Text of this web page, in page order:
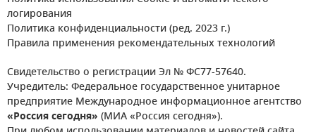
логирования
Политика конфиденциальности (ред. 2023 г.)
Правила применения рекомендательных технологий
Свидетельство о регистрации Эл № ФС77-57640.
Учредитель: Федеральное государственное унитарное
предприятие Международное информационное агентство
«Россия сегодня» (МИА «Россия сегодня»).